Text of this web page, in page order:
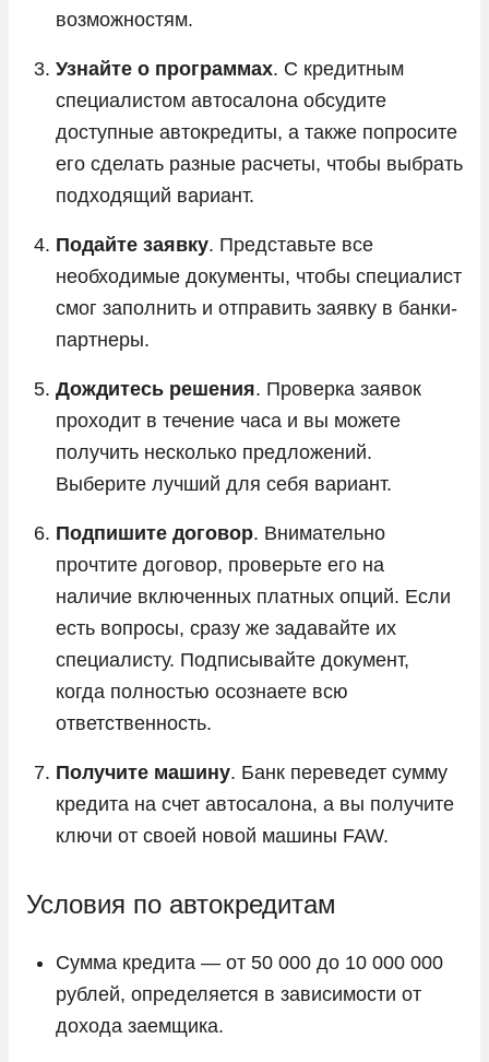
возможностям.
Узнайте о программах. С кредитным
специалистом автосалона обсудите
доступные автокредиты, а также попросите
его сделать разные расчеты, чтобы выбрать
подходящий вариант.
Подайте заявку. Представьте все
необходимые документы, чтобы специалист
смог заполнить и отправить заявку в банки-
партнеры.
Дождитесь решения. Проверка заявок
проходит в течение часа и вы можете
получить несколько предложений.
Выберите лучший для себя вариант.
Подпишите договор. Внимательно
прочтите договор, проверьте его на
наличие включенных платных опций. Если
есть вопросы, сразу же задавайте их
специалисту. Подписывайте документ,
когда полностью осознаете всю
ответственность.
Получите машину. Банк переведет сумму
кредита на счет автосалона, а вы получите
ключи от своей новой машины FAW.
Условия по автокредитам
Сумма кредита — от 50 000 до 10 000 000
рублей, определяется в зависимости от
дохода заемщика.